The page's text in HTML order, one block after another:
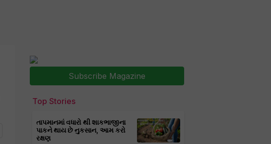
Subscribe Magazine
Top Stories
તાપમાનમાં વધારો થી શાકભાજીના
પાકને થાય છે નુકસાન, આમ કરો
રક્ષણ